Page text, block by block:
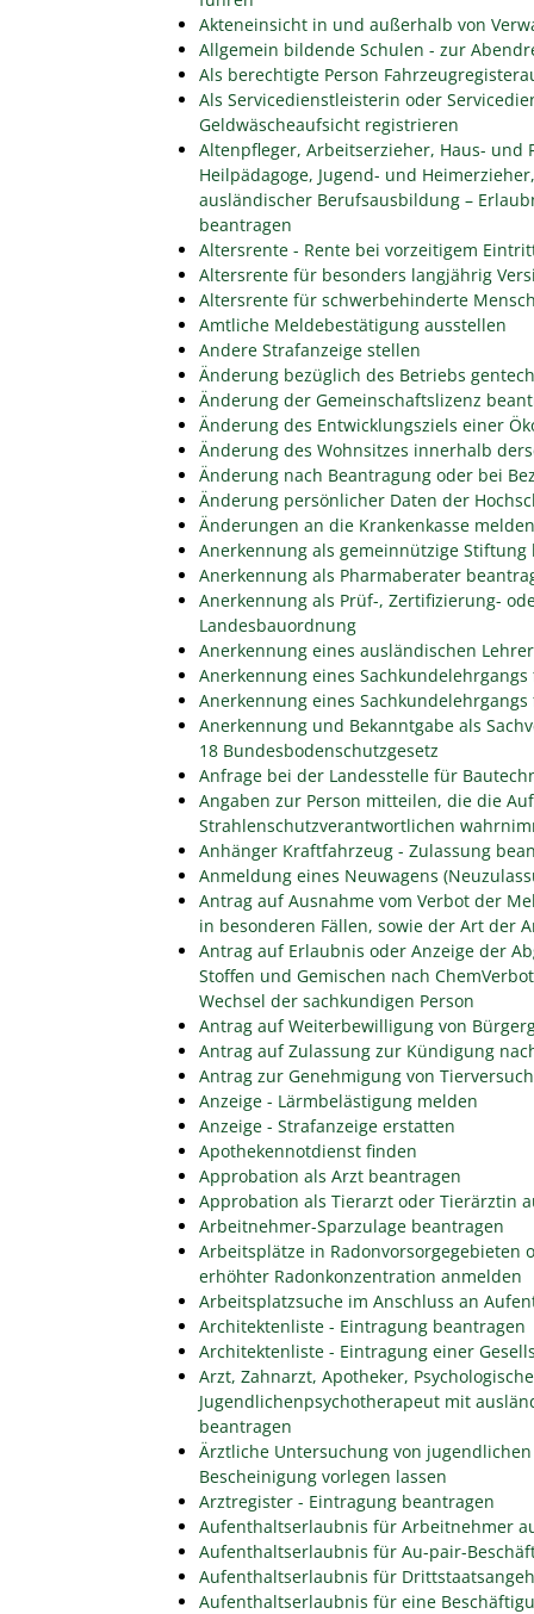
Akteneinsicht in und außerhalb von
Allgemein bildende Schulen - zur
Als berechtigte Person
Als Servicedienstleisterin oder
Geldwäscheaufsicht registrieren
Altenpfleger, Arbeitserzieher, Haus- und
Heilpädagoge, Jugend- und
ausländischer Berufsausbildung –
beantragen
Altersrente - Rente bei vorzeitigem
Altersrente für besonders langjährig
Altersrente für schwerbehinderte
Amtliche Meldebestätigung ausstellen
Andere Strafanzeige stellen
Änderung bezüglich des Betriebs
Änderung der Gemeinschaftslizenz
Änderung des Entwicklungsziels einer
Änderung des Wohnsitzes innerhalb
Änderung nach Beantragung oder bei
Änderung persönlicher Daten der
Änderungen an die Krankenkasse melden
Anerkennung als gemeinnützige Stiftung
Anerkennung als Pharmaberater
Anerkennung als Prüf-, Zertifizierung-
Landesbauordnung
Anerkennung eines ausländischen
Anerkennung eines
Anerkennung eines
Anerkennung und Bekanntgabe als
18 Bundesbodenschutzgesetz
Anfrage bei der Landesstelle für
Angaben zur Person mitteilen, die die
Strahlenschutzverantwortlichen
Anhänger Kraftfahrzeug - Zulassung
Anmeldung eines Neuwagens
Antrag auf Ausnahme vom Verbot der
in besonderen Fällen, sowie der Art der
Antrag auf Erlaubnis oder Anzeige der
Stoffen und Gemischen nach
Wechsel der sachkundigen Person
Antrag auf Weiterbewilligung von
Antrag auf Zulassung zur Kündigung
Antrag zur Genehmigung von
Anzeige - Lärmbelästigung melden
Anzeige - Strafanzeige erstatten
Apothekennotdienst finden
Approbation als Arzt beantragen
Approbation als Tierarzt oder Tierärztin
Arbeitnehmer-Sparzulage beantragen
Arbeitsplätze in
erhöhter Radonkonzentration anmelden
Arbeitsplatzsuche im Anschluss an
Architektenliste - Eintragung beantragen
Architektenliste - Eintragung einer
Arzt, Zahnarzt, Apotheker,
Jugendlichenpsychotherapeut mit
beantragen
Ärztliche Untersuchung von
Bescheinigung vorlegen lassen
Arztregister - Eintragung beantragen
Aufenthaltserlaubnis für Arbeitnehmer
Aufenthaltserlaubnis für Au-pair-
Aufenthaltserlaubnis für
Aufenthaltserlaubnis für eine